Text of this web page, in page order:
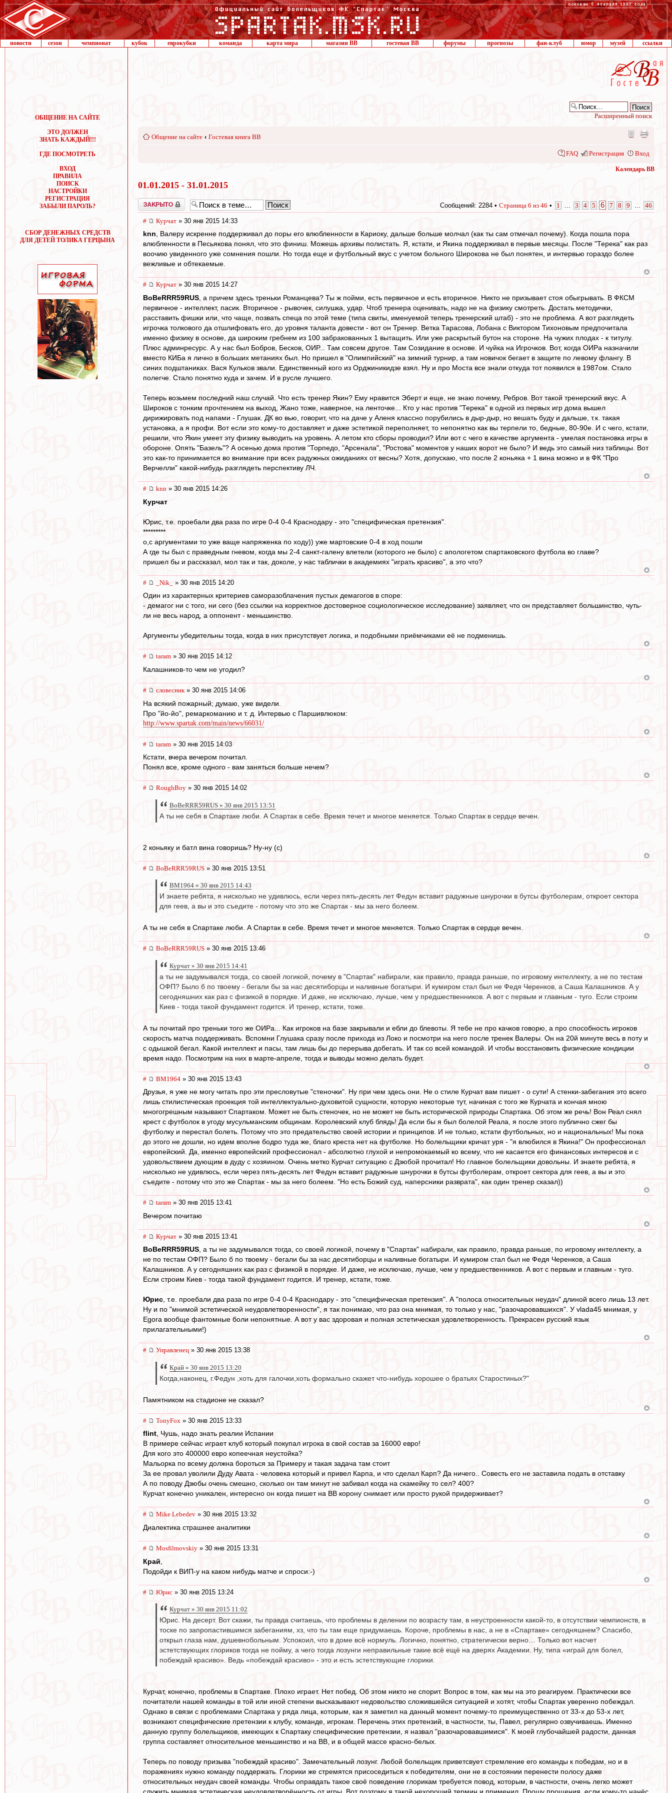
новости сезон чемпионат кубок еврокубки команда карта мира магазин ВВ гостевая ВВ форумы прогнозы фан-клуб юмор музей ссылки
ОБЩЕНИЕ НА САЙТЕ
ЭТО ДОЛЖЕН
ЗНАТЬ КАЖДЫЙ!!!
ГДЕ ПОСМОТРЕТЬ
ВХОД
ПРАВИЛА
ПОИСК
НАСТРОЙКИ
РЕГИСТРАЦИЯ
ЗАБЫЛИ ПАРОЛЬ?
СБОР ДЕНЕЖНЫХ СРЕДСТВ
ДЛЯ ДЕТЕЙ ТОЛИКА ГЕРЦЫНА
Расширенный поиск
Общение на сайте ‹ Гостевая книга ВВ
FAQ Регистрация Вход
Календарь ВВ
01.01.2015 - 31.01.2015
Закрыто Сообщений: 2284 • Страница 6 из 46 • 1 3 4 5 6 7 8 9 46
# Курчат » 30 янв 2015 14:33
knn, Валеру искренне поддерживал до поры его влюбленности в Кариоку, дальше больше молчал (как ты сам отмечал почему). Когда пошла пора
влюбленности в Песьякова понял, что это финиш. Можешь архивы полистать. Я, кстати, и Якина поддерживал в первые месяцы. После "Терека" как раз
воочию увиденного уже сомнения пошли. Но тогда еще и футбольный вкус с учетом больного Широкова не был понятен, и интервью гораздо более
вежливые и обтекаемые.
# Курчат » 30 янв 2015 14:27
BoBeRRR59RUS , а причем здесь треньки Романцева? Ты ж пойми, есть первичное и есть вторичное. Никто не призывает стоя обыгрывать. В ФКСМ
первичное - интеллект, пасик. Вторичное - рывочек, силушка, удар. Чтоб тренера оценивать, надо не на физику смотреть. Достать методички,
расставить фишки или, что чаще, позвать спеца по этой теме (типа свиты, именуемой теперь тренерский штаб) - это не проблема. А вот разглядеть
игрочка толкового да отшлифовать его, до уровня таланта довести - вот он Тренер. Ветка Тарасова, Лобана с Виктором Тихоновым предпочитала
именно физику в основе, да широким гребнем из 100 забракованных 1 вытащить. Или уже раскрытый бутон на стороне. На чужих плодах - к титулу.
Плюс админресурс. А у нас был Бобров, Бесков, ОИР... Там совсем другое. Там Созидание в основе. И чуйка на Игрочков. Вот, когда ОИРа назначили
вместо КИБа я лично в больших метаниях был. Но пришел в "Олимпийский" на зимний турнир, а там новичок бегает в защите по левому флангу. В
синих подштаниках. Вася Кульков звали. Единственный кого из Орджиникидзе взял. Ну и про Моста все знали откуда тот появился в 1987ом. Стало
полегче. Стало понятно куда и зачем. И в русле лучшего.
Теперь возьмем последний наш случай. Что есть тренер Якин? Ему нравится Эберт и еще, не знаю почему, Ребров. Вот такой тренерский вкус. А
Широков с тонким прочтением на выход, Жано тоже, наверное, на ленточке... Кто у нас против "Терека" в одной из первых игр дома вышел
дирижировать под напами - Глушак. ДК во вью, говорит, что на даче у Аленя классно порубились в дыр-дыр, но вешать буду и дальше, т.к. такая
установка, а я профи. Вот если это кому-то доставляет и даже эстетикой переполняет, то непонятно как вы терпели то, бедные, 80-90е. И с чего, кстати,
решили, что Якин умеет эту физику выводить на уровень. А летом кто сборы проводил? Или вот с чего в качестве аргумента - умелая постановка игры в
обороне. Опять "Базель"? А осенью дома против "Торпедо, "Арсенала", "Ростова" моментов у наших ворот не было? И ведь это самый низ таблицы. Вот
это как-то принимается во внимание при всех радужных ожиданиях от весны? Хотя, допускаю, что после 2 коньяка + 1 вина можно и в ФК "Про
Верчелли" какой-нибудь разглядеть перспективу ЛЧ.
# knn » 30 янв 2015 14:26
Курчат
Юрис, т.е. проебали два раза по игре 0-4 0-4 Краснодару - это "специфическая претензия".
*********
о,с аргументами то уже ваще напряженка по ходу)) уже мартовские 0-4 в ход пошли
А где ты был с праведным гневом, когда мы 2-4 санкт-галену влетели (которого не было) с апологетом спартаковского футбола во главе?
пришел бы и рассказал, мол так и так, доколе, у нас таблички в академиях "играть красиво", а это что?
# _Nik_ » 30 янв 2015 14:20
Один из характерных критериев саморазоблачения пустых демагогов в споре:
- демагог ни с того, ни сего (без ссылки на корректное достоверное социологическое исследование) заявляет, что он представляет большинство, чуть-
ли не весь народ, а оппонент - меньшинство.
Аргументы убедительны тогда, когда в них присутствует логика, и подобными приёмчиками её не подменишь.
# taram » 30 янв 2015 14:12
Калашников-то чем не угодил?
# словесник » 30 янв 2015 14:06
На всякий пожарный; думаю, уже видели.
Про "йо-йо", ремаркоманию и т. д. Интервью с Паршивлюком:
http://www.spartak.com/main/news/66031/
# taram » 30 янв 2015 14:03
Кстати, вчера вечером почитал.
Понял все, кроме одного - вам заняться больше нечем?
# RoughBoy » 30 янв 2015 14:02
BoBeRRR59RUS » 30 янв 2015 13:51
А ты не себя в Спартаке люби. А Спартак в себе. Время течет и многое меняется. Только Спартак в сердце вечен.
2 коньяку и батл вина говоришь? Ну-ну (с)
# BoBeRRR59RUS » 30 янв 2015 13:51
BM1964 » 30 янв 2015 14:43
И знаете ребята, я нисколько не удивлюсь, если через пять-десять лет Федун вставит радужные шнурочки в бутсы футболерам, откроет сектора
для геев, а вы и это съедите - потому что это же Спартак - мы за него болеем.
А ты не себя в Спартаке люби. А Спартак в себе. Время течет и многое меняется. Только Спартак в сердце вечен.
# BoBeRRR59RUS » 30 янв 2015 13:46
Курчат » 30 янв 2015 14:41
а ты не задумывался тогда, со своей логикой, почему в "Спартак" набирали, как правило, правда раньше, по игровому интеллекту, а не по тестам
ОФП? Было б по твоему - бегали бы за нас десятиборцы и наливные богатыри. И кумиром стал был не Федя Черенков, а Саша Калашников. А у
сегодняшних как раз с физикой в порядке. И даже, не исключаю, лучше, чем у предшественников. А вот с первым и главным - туго. Если строим
Киев - тогда такой фундамент годится. И тренер, кстати, тоже.
А ты почитай про треньки того же ОИРа... Как игроков на базе закрывали и ебли до блевоты. Я тебе не про качков говорю, а про способность игроков
скорость матча поддерживать. Вспомни Глушака сразу после прихода из Локо и посмотри на него после тренек Валеры. Он на 20й минуте весь в поту и
с одышкой бегал. Какой интеллект и пасы, там лишь бы до перерыва добегать. И так со всей командой. И чтобы восстановить физические кондиции
время надо. Посмотрим на них в марте-апреле, тогда и выводы можно делать будет.
# BM1964 » 30 янв 2015 13:43
Друзья, я уже не могу читать про эти пресловутые "стеночки". Ну при чем здесь они. Не о стиле Курчат вам пишет - о сути! А стенки-забегания это всего
лишь стилистическая проекция той интеллектуально-духовитой сущности, которую некоторые тут, начиная с того же Курчата и кончая мною
многогрешным называют Спартаком. Может не быть стеночек, но не может не быть исторической природы Спартака. Об этом же речь! Вон Реал снял
крест с футболок в угоду мусульманским общинам. Королевский клуб блядь! Да если бы я был болелой Реала, я после этого публично сжег бы
футболку и перестал болеть. Потому что это предательство своей истории и принципов. И не только, кстати футбольных, но и национальных! Мы пока
до этого не дошли, но идем вполне бодро туда же, благо креста нет на футболке. Но болельщики кричат уря - "я влюбился в Якина!" Он профессионал
европейский. Да, именно европейский профессионал - абсолютно глухой и непромокаемый ко всему, что не касается его финансовых интересов и с
удовольствием дующим в дуду с хозяином. Очень метко Курчат ситуацию с Дзюбой прочитал! Но главное болельщики довольны. И знаете ребята, я
нисколько не удивлюсь, если через пять-десять лет Федун вставит радужные шнурочки в бутсы футболерам, откроет сектора для геев, а вы и это
съедите - потому что это же Спартак - мы за него болеем. "Но есть Божий суд, наперсники разврата", как один тренер сказал))
# taram » 30 янв 2015 13:41
Вечером почитаю
# Курчат » 30 янв 2015 13:41
BoBeRRR59RUS, а ты не задумывался тогда, со своей логикой, почему в "Спартак" набирали, как правило, правда раньше, по игровому интеллекту, а
не по тестам ОФП? Было б по твоему - бегали бы за нас десятиборцы и наливные богатыри. И кумиром стал был не Федя Черенков, а Саша
Калашников. А у сегодняшних как раз с физикой в порядке. И даже, не исключаю, лучше, чем у предшественников. А вот с первым и главным - туго.
Если строим Киев - тогда такой фундамент годится. И тренер, кстати, тоже.
Юрис, т.е. проебали два раза по игре 0-4 0-4 Краснодару - это "специфическая претензия". А "полоса относительных неудач" длиной всего лишь 13 лет.
Ну и по "мнимой эстетической неудовлетворенности", я так понимаю, что раз она мнимая, то только у нас, "разочаровавшихся". У vlada45 мнимая, у
Egora вообще фантомные боли непонятные. А вот у вас здоровая и полная эстетическая удовлетворенность. Прекрасен русский язык
прилагательными!)
# Управленец » 30 янв 2015 13:38
Край » 30 янв 2015 13:20
Когда,наконец, г.Федун ,хоть для галочки,хоть формально скажет что-нибудь хорошее о братьях Старостиных?"
Памятником на стадионе не сказал?
# TonyFox » 30 янв 2015 13:33
flint, Чушь, надо знать реалии Испании
В примере сейчас играет клуб который покупал игрока в свой состав за 16000 евро!
Для кого это 400000 евро копеечная неустойка?
Мальорка по всему должна бороться за Примеру и такая задача там стоит
За ее провал уволили Дуду Авата - человека который и привел Карпа, и что сделал Карп? Да ничего.. Совесть его не заставила подать в отставку
А по поводу Дзюбы очень смешно, сколько он там минут не забивал когда на скамейку то сел? 400?
Курчат конечно уникален, интересно он когда пишет на ВВ корону снимает или просто рукой придерживает?
# Mike Lebedev » 30 янв 2015 13:32
Диалектика страшнее аналитики
# Mosfilmovskiy » 30 янв 2015 13:31
Край
Подойди к ВИП-у на каком нибудь матче и спроси:-)
# Юрис » 30 янв 2015 13:24
Курчат » 30 янв 2015 11:02
Юрис. На десерт. Вот скажи, ты правда считаешь, что проблемы в делении по возрасту там, в неустроенности какой-то, в отсутствии чемпионств, в
тоске по запропастившимся забеганиям, хз, что ты там еще придумаешь. Короче, проблемы в нас, а не в «Спартаке» сегодняшнем? Спасибо,
открыл глаза нам, душевнобольным. Успокоил, что в доме всё нормуль. Логично, понятно, стратегически верно… Только вот насчет
эстетствующих глориков тогда не пойму, а чего тогда лозунги неправильные такие всё ещё на дверях Академии. Ну, типа «играй для болел,
побеждай красиво». Ведь «побеждай красиво» - это и есть эстетствующие глорики.
Курчат, конечно, проблемы в Спартаке. Плохо играет. Нет побед. Об этом никто не спорит. Вопрос в том, как мы на это реагируем. Практически все
почитатели нашей команды в той или иной степени высказывают недовольство сложившейся ситуацией и хотят, чтобы Спартак уверенно побеждал.
Однако в связи с проблемами Спартака у ряда лица, которым, как я заметил на данный момент почему-то преимущественно от 33-х до 53-х лет,
возникают специфические претензии к клубу, команде, игрокам. Перечень этих претензий, в частности, ты, Павел, регулярно озвучиваешь. Именно
данную группу болельщиков, имеющих к Спартаку специфические претензии, я назвал "разочаровавшимися". К моей глубочайшей радости, данная
группа составляет относительное меньшинство и на ВВ, и в общей массе красно-белых.
Теперь по поводу призыва "побеждай красиво". Замечательный лозунг. Любой болельщик приветсвует стремление его команды к победам, но и в
поражениях нужно команду поддержать. Глорики же стремятся присоседиться к победителям, они не в состоянии перенести полосу даже
относительных неудач своей команды. Чтобы оправдать такое своё поведение глорикам требуется повод, которым, в частности, очень легко может